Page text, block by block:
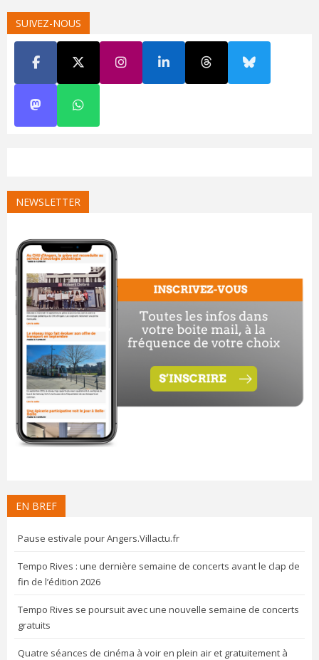
SUIVEZ-NOUS
NEWSLETTER
EN BREF
Pause estivale pour Angers.Villactu.fr
Tempo Rives : une dernière semaine de concerts avant le clap de
fin de l’édition 2026
Tempo Rives se poursuit avec une nouvelle semaine de concerts
gratuits
Quatre séances de cinéma à voir en plein air et gratuitement à